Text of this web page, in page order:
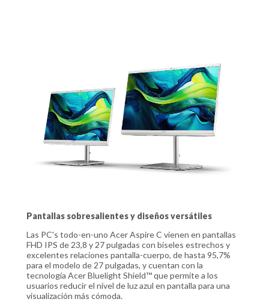
Pantallas sobresalientes y diseños versátiles
Las PC's todo-en-uno Acer Aspire C vienen en pantallas
FHD IPS de 23,8 y 27 pulgadas con biseles estrechos y
excelentes relaciones pantalla-cuerpo, de hasta 95,7%
para el modelo de 27 pulgadas, y cuentan con la
tecnología Acer Bluelight Shield™ que permite a los
usuarios reducir el nivel de luz azul en pantalla para una
visualización más cómoda.